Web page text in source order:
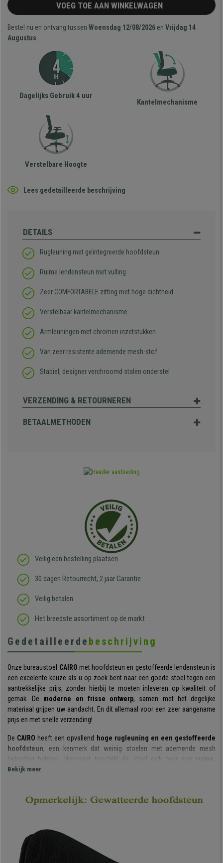
VOEG TOE AAN WINKELWAGEN
Bestel nu en ontvang tussen Woensdag 12/08/2026 en Vrijdag 14
Augustus
Dagelijks Gebruik 4 uur
Kantelmechanisme
Verstelbare Hoogte
Lees gedetailleerde beschrijving
DETAILS
Rugleuning met geïntegreerde hoofdsteun
Ruime lendensteun met vulling
Zeer COMFORTABELE zitting met hoge dichtheid
Verstelbaar kantelmechanisme
Armleuningen met chromen inzetstukken
Van zeer resistente ademende mesh-stof
Stabiel, designer verchroomd stalen onderstel
VERZENDING & RETOURNEREN
BETAALMETHODEN
Veilig een bestelling plaatsen
30 dagen Retourrecht, 2 jaar Garantie
Veilig betalen
Het breedste assortiment op de markt
Gedetailleerde beschrijving
Onze bureaustoel CAIRO met hoofdsteun en gestoffeerde lendensteun is
een excelente keuze als u op zoek bent naar een goede stoel tegen een
aantrekkelijke prijs, zonder hierbij te moeten inleveren op kwaliteit of
gemak. De moderne en frisse ontwerp, samen met het degelijke
materiaal grijpen uw aandacht. En dit allemaal voor een zeer aangename
prijs en met snelle verzending!
De CAIRO heeft een opvallend
hoge rugleuning en een gestoffeerde
hoofdsteun, een kenmerk dat weinig stoelen met ademende mesh
bekleding hebben. Hiernaast beschikt de stoel ook over een
gestoffeerde lendensteun
De stoel bevat eenkantelmechanisme, een systeem waarmee u de
achterover kantelt, te regelen.
De zitting heeft een
vulling met hoge dichtheid en met afgeronde
randen
is zeer gemakkelijk en aangenaam in gebruik en is
Bekijk meer